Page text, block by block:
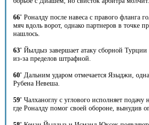
66' Роналду после навеса с правого фланга
мяч вдоль ворот, однако партнеров в точке
нашлось.
63' Йылдыз завершает атаку сборной
из-за пределов штрафной.
60' Дальним ударом отмечается Языджи,
Рубена Невеша.
59' Чалханоглу с углового исполняет
где Роналду помог своей обороне, вынудив